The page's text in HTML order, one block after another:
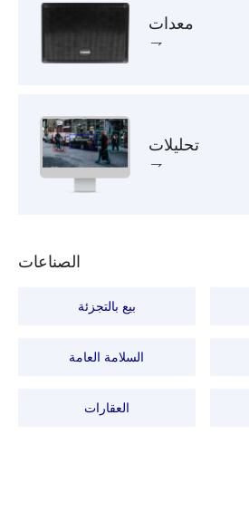
معدات
تحليلات
الصناعات
بيع بالتجزئة
السلامة العامة
العقارات